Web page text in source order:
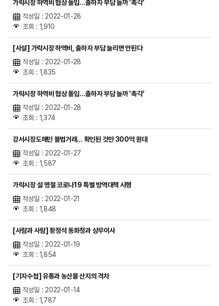
가락시장 하역비 협상 돌입…출하자 부담 늘까 ‘촉각’
작성일 : 2022-01-28
조회 : 1,910
[사설] 가락시장 하역비, 출하자 부담 늘리면 안된다
작성일 : 2022-01-28
조회 : 1,835
가락시장 하역비 협상 돌입…출하자 부담 늘까 ‘촉각’
작성일 : 2022-01-28
조회 : 1,374
강서시장도매인 불법거래… 확인된 것만 300억 원대
작성일 : 2022-01-27
조회 : 1,587
가락시장 설 명절 코로나19 특별 방역대책 시행
작성일 : 2022-01-21
조회 : 1,848
[사람과 사람] 황정석 동화청과 상무이사
작성일 : 2022-01-19
조회 : 1,854
[기자수첩] 유통과 농산물 산지의 격차
작성일 : 2022-01-14
조회 : 1,787